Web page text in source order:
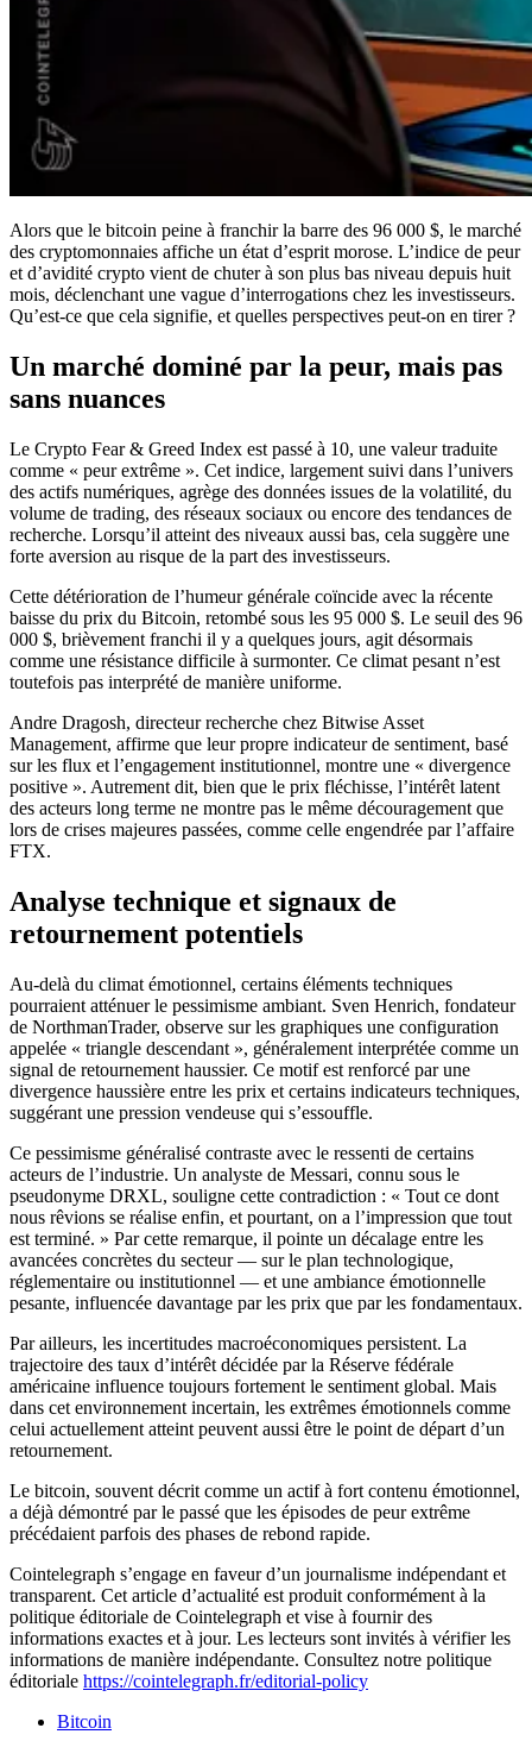
Alors que le bitcoin peine à franchir la barre des 96 000 $, le marché
des cryptomonnaies affiche un état d’esprit morose. L’indice de peur
et d’avidité crypto vient de chuter à son plus bas niveau depuis huit
mois, déclenchant une vague d’interrogations chez les investisseurs.
Qu’est-ce que cela signifie, et quelles perspectives peut-on en tirer ?
Un marché dominé par la peur, mais pas
sans nuances
Le Crypto Fear & Greed Index est passé à 10, une valeur traduite
comme « peur extrême ». Cet indice, largement suivi dans l’univers
des actifs numériques, agrège des données issues de la volatilité, du
volume de trading, des réseaux sociaux ou encore des tendances de
recherche. Lorsqu’il atteint des niveaux aussi bas, cela suggère une
forte aversion au risque de la part des investisseurs.
Cette détérioration de l’humeur générale coïncide avec la récente
baisse du prix du Bitcoin, retombé sous les 95 000 $. Le seuil des 96
000 $, brièvement franchi il y a quelques jours, agit désormais
comme une résistance difficile à surmonter. Ce climat pesant n’est
toutefois pas interprété de manière uniforme.
Andre Dragosh, directeur recherche chez Bitwise Asset
Management, affirme que leur propre indicateur de sentiment, basé
sur les flux et l’engagement institutionnel, montre une « divergence
positive ». Autrement dit, bien que le prix fléchisse, l’intérêt latent
des acteurs long terme ne montre pas le même découragement que
lors de crises majeures passées, comme celle engendrée par l’affaire
FTX.
Analyse technique et signaux de
retournement potentiels
Au-delà du climat émotionnel, certains éléments techniques
pourraient atténuer le pessimisme ambiant. Sven Henrich, fondateur
de NorthmanTrader, observe sur les graphiques une configuration
appelée « triangle descendant », généralement interprétée comme un
signal de retournement haussier. Ce motif est renforcé par une
divergence haussière entre les prix et certains indicateurs techniques,
suggérant une pression vendeuse qui s’essouffle.
Ce pessimisme généralisé contraste avec le ressenti de certains
acteurs de l’industrie. Un analyste de Messari, connu sous le
pseudonyme DRXL, souligne cette contradiction : « Tout ce dont
nous rêvions se réalise enfin, et pourtant, on a l’impression que tout
est terminé. » Par cette remarque, il pointe un décalage entre les
avancées concrètes du secteur — sur le plan technologique,
réglementaire ou institutionnel — et une ambiance émotionnelle
pesante, influencée davantage par les prix que par les fondamentaux.
Par ailleurs, les incertitudes macroéconomiques persistent. La
trajectoire des taux d’intérêt décidée par la Réserve fédérale
américaine influence toujours fortement le sentiment global. Mais
dans cet environnement incertain, les extrêmes émotionnels comme
celui actuellement atteint peuvent aussi être le point de départ d’un
retournement.
Le bitcoin, souvent décrit comme un actif à fort contenu émotionnel,
a déjà démontré par le passé que les épisodes de peur extrême
précédaient parfois des phases de rebond rapide.
Cointelegraph s’engage en faveur d’un journalisme indépendant et
transparent. Cet article d’actualité est produit conformément à la
politique éditoriale de Cointelegraph et vise à fournir des
informations exactes et à jour. Les lecteurs sont invités à vérifier les
informations de manière indépendante. Consultez notre politique
éditoriale https://cointelegraph.fr/editorial-policy
Bitcoin